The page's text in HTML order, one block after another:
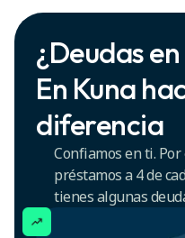
¿Deudas
En Kuna
diferencia
Confiamos en ti.
préstamos a 4 de
tienes algunas